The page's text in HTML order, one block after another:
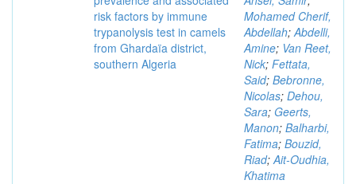
risk factors by immune
trypanolysis test in camels
from Ghardaïa district,
southern Algeria
Mohamed Cherif,
Abdellah;Abdelli,
Amine; Van Reet,
Nick; Fettata,
Said; Bebronne,
Nicolas; Dehou,
Sara; Geerts,
Manon; Balharbi,
Fatima; Bouzid,
Riad;Ait-Oudhia,
Khatima